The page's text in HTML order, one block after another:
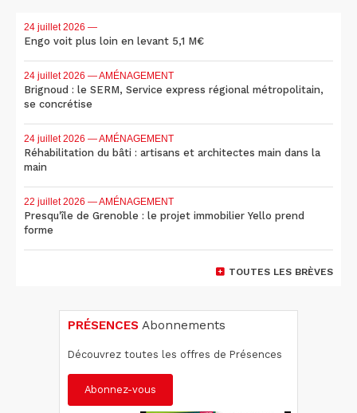
24 juillet 2026 —
Engo voit plus loin en levant 5,1 M€
24 juillet 2026 — AMÉNAGEMENT
Brignoud : le SERM, Service express régional métropolitain,
se concrétise
24 juillet 2026 — AMÉNAGEMENT
Réhabilitation du bâti : artisans et architectes main dans la
main
22 juillet 2026 — AMÉNAGEMENT
Presqu'île de Grenoble : le projet immobilier Yello prend
forme
TOUTES LES BRÈVES
PRÉSENCES Abonnements
Découvrez toutes les offres de Présences
Abonnez-vous